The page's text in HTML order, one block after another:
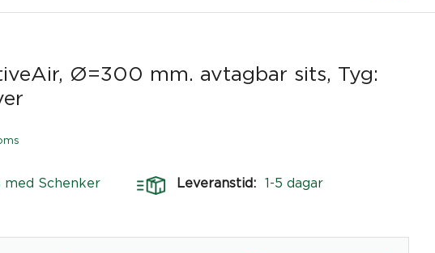
Ø=300 mm. avtagbar sits, Tyg:
med Schenker
Leveranstid: 1-5 dagar